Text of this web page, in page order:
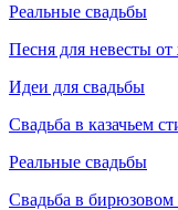
Реальные свадьбы
Песня для невесты
Идеи для свадьбы
Свадьба в казачьем
Реальные свадьбы
Свадьба в бирюзовом